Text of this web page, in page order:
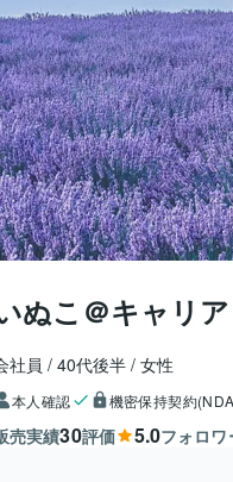
ぬこ＠キャリ
社員 40代後半 女性
本人確認 機密保持契約
売実績30評価 5.0フォロワ